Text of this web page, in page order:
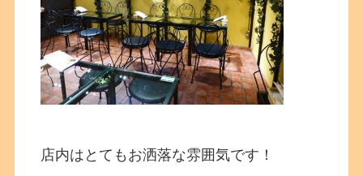
店内はとてもお洒落な雰囲気です！